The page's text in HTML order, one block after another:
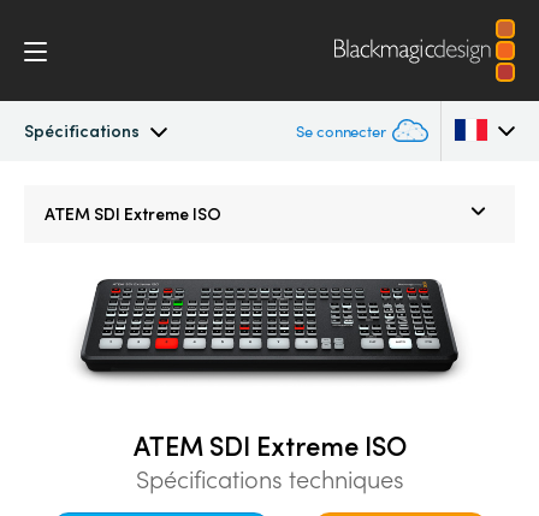
Spécifications Se connecter
Contrôle logiciel
Installation
Austria
Brazil
China
Denmark
ATEM SDI Extreme ISO
ATEM SDI Extreme ISO
Spécifications techniques